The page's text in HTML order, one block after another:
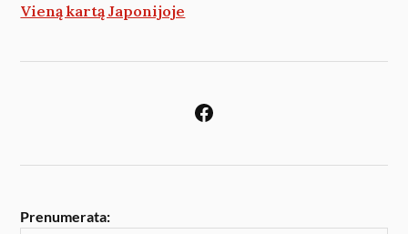
Vieną kartą Japonijoje
Prenumerata: